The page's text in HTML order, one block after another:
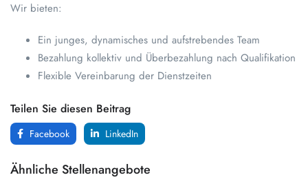
Wir bieten:
Ein junges, dynamisches und aufstrebendes Team
Bezahlung kollektiv und Überbezahlung nach Qualifikation
Flexible Vereinbarung der Dienstzeiten
Teilen Sie diesen Beitrag
Facebook LinkedIn
Ähnliche Stellenangebote